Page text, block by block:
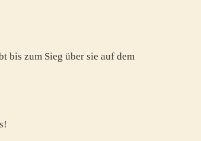
bis zum Sieg über sie auf dem